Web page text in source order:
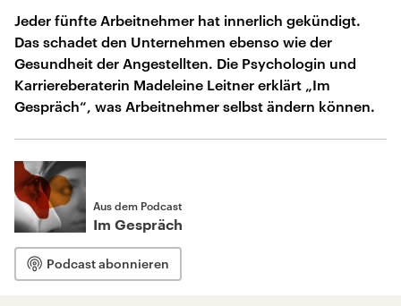
Jeder fünfte Arbeitnehmer hat innerlich gekündigt.
Das schadet den Unternehmen ebenso wie der
Gesundheit der Angestellten. Die Psychologin und
Karriereberaterin Madeleine Leitner erklärt „Im
Gespräch“, was Arbeitnehmer selbst ändern können.
Aus dem Podcast
Im Gespräch
Podcast abonnieren